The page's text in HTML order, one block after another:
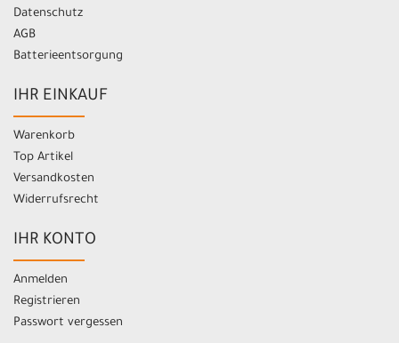
Datenschutz
AGB
Batterieentsorgung
IHR EINKAUF
Warenkorb
Top Artikel
Versandkosten
Widerrufsrecht
IHR KONTO
Anmelden
Registrieren
Passwort vergessen